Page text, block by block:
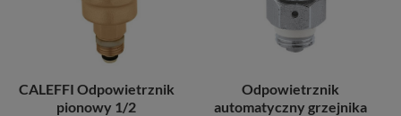
CALEFFI Odpowietrznik
pionowy 1/2
Odpowietrznik
automatyczny grzejnika